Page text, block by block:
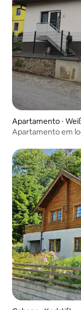
Apartamento ⋅
Apartamento em